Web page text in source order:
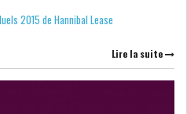
2015 de Hannibal Lease
Lire la suite